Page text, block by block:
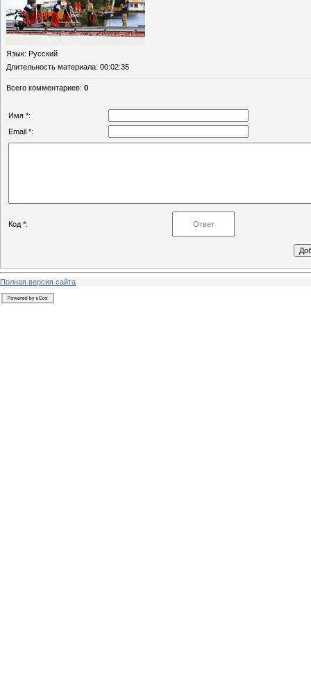
Язык: Русский
Длительность материала: 00:02:35
Всего комментариев: 0
Имя *:
Email *:
Код *:
Полная версия сайта